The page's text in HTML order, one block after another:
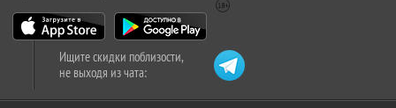
Ищите скидки поблизости,
не выходя из чата: